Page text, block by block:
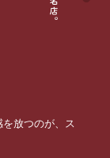
放つのが、ス